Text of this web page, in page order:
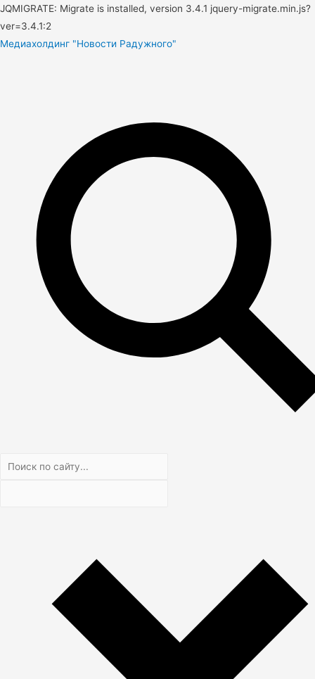
JQMIGRATE: Migrate is installed, version 3.4.1 jquery-migrate.min.js?
ver=3.4.1:2
Медиахолдинг "Новости Радужного"